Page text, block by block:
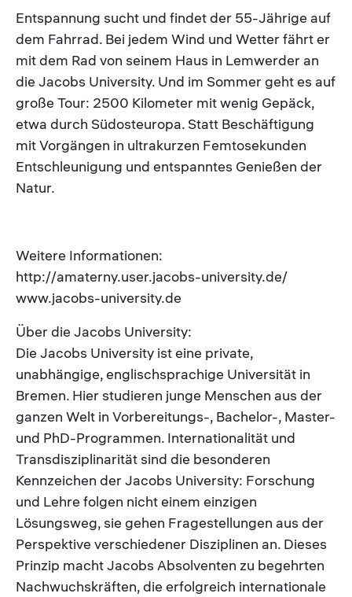
Entspannung sucht und findet der 55-Jährige auf
dem Fahrrad. Bei jedem Wind und Wetter fährt er
mit dem Rad von seinem Haus in Lemwerder an
die Jacobs University. Und im Sommer geht es auf
große Tour: 2500 Kilometer mit wenig Gepäck,
etwa durch Südosteuropa. Statt Beschäftigung
mit Vorgängen in ultrakurzen Femtosekunden
Entschleunigung und entspanntes Genießen der
Natur.
Weitere Informationen:
http://amaterny.user.jacobs-university.de/
www.jacobs-university.de
Über die Jacobs University:
Die Jacobs University ist eine private,
unabhängige, englischsprachige Universität in
Bremen. Hier studieren junge Menschen aus der
ganzen Welt in Vorbereitungs-, Bachelor-, Master-
und PhD-Programmen. Internationalität und
Transdisziplinarität sind die besonderen
Kennzeichen der Jacobs University: Forschung
und Lehre folgen nicht einem einzigen
Lösungsweg, sie gehen Fragestellungen aus der
Perspektive verschiedener Disziplinen an. Dieses
Prinzip macht Jacobs Absolventen zu begehrten
Nachwuchskräften, die erfolgreich internationale